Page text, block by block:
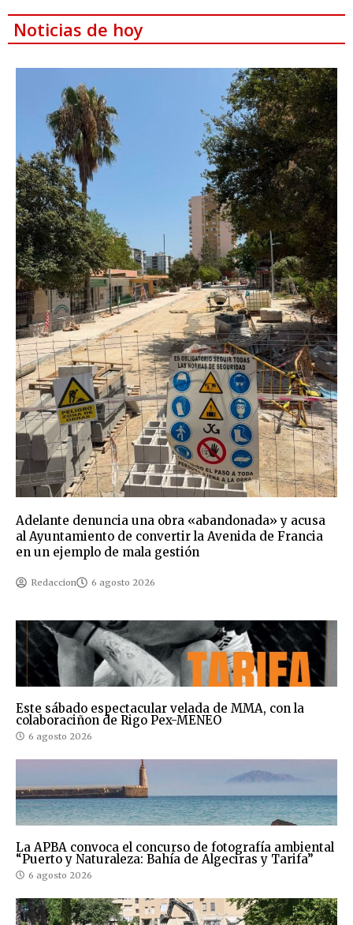
Noticias de hoy
Adelante denuncia una obra «abandonada» y acusa
al Ayuntamiento de convertir la Avenida de Francia
en un ejemplo de mala gestión
Redaccion 6 agosto 2026
Este sábado espectacular velada de MMA, con la
colaboraciñon de Rigo Pex-MENEO
6 agosto 2026
La APBA convoca el concurso de fotografía ambiental
“Puerto y Naturaleza: Bahía de Algeciras y Tarifa”
6 agosto 2026